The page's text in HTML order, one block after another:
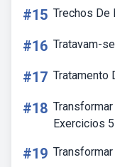
#15 Trechos De
#16 Tratavam-
#17 Tratamento
#18
Exercicios
#19